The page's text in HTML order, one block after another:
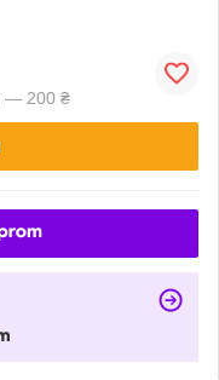
— 200 ₴